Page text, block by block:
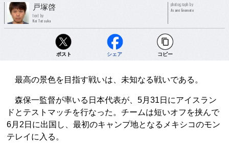
戸塚啓
text by
Kei Totsuka
photograph by
Asami Enomoto
ポスト シェア コピー
最高の景色を目指す戦いは、未知なる戦いである。
森保一監督が率いる日本代表が、5月31日にアイスラン
ドとテストマッチを行なった。チームは短いオフを挟んで
6月2日に出国し、最初のキャンプ地となるメキシコのモン
テレイに入る。